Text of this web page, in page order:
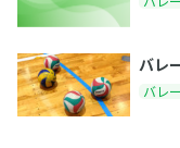
バレ
バレ